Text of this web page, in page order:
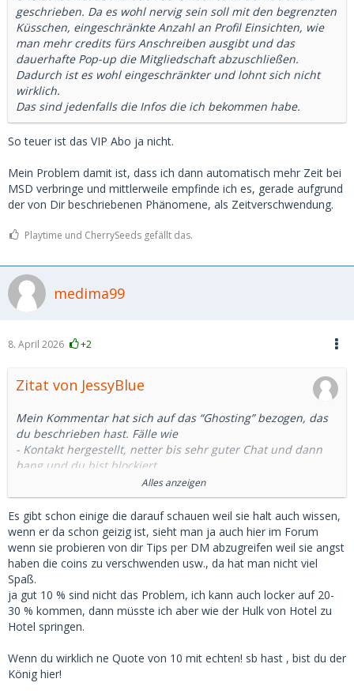
geschrieben. Da es wohl nervig sein soll mit den begrenzten
Küsschen, eingeschränkte Anzahl an Profil Einsichten, wie
man mehr credits fürs Anschreiben ausgibt und das
dauerhafte Pop-up die Mitgliedschaft abzuschließen.
Dadurch ist es wohl eingeschränkter und lohnt sich nicht
wirklich.
Das sind jedenfalls die Infos die ich bekommen habe.
So teuer ist das VIP Abo ja nicht.
Mein Problem damit ist, dass ich dann automatisch mehr Zeit bei
MSD verbringe und mittlerweile empfinde ich es, gerade aufgrund
der von Dir beschriebenen Phänomene, als Zeitverschwendung.
Playtime und CherrySeeds gefällt das.
medima99
8. April 2026 +2
Zitat von JessyBlue
Mein Kommentar hat sich auf das “Ghosting” bezogen, das
du beschrieben hast. Fälle wie
- Kontakt hergestellt, netter bis sehr guter Chat und dann
bang und du bist blockiert
- Sie bittet dich auf Telegram zu wechseln, danach kommt
nichts mehr
- Zum Kaffee verabredet, Uhrzeit vereinbart und Tage
vorher wirst du geghostet
- Date ausgemacht, Restaurant/Hotel gebucht, du fährst
1.5h zur Dame und sie kommt nicht
-uvm
Habe VIP Abo, hier hilft das nicht.
habe einige interessante Damen in den letzten 3-4 Monaten
kennengelernt. Hätte auch mehr sein können. Ob die
Alles anzeigen
Es gibt schon einige die darauf schauen weil sie halt auch wissen,
wenn er da schon geizig ist, sieht man ja auch hier im Forum
wenn sie probieren von dir Tips per DM abzugreifen weil sie angst
haben die coins zu verschwenden usw., da hat man nicht viel
Spaß.
ja gut 10 % sind nicht das Problem, ich kann auch locker auf 20-
30 % kommen, dann müsste ich aber wie der Hulk von Hotel zu
Hotel springen.
Wenn du wirklich ne Quote von 10 mit echten! sb hast , bist du der
König hier!